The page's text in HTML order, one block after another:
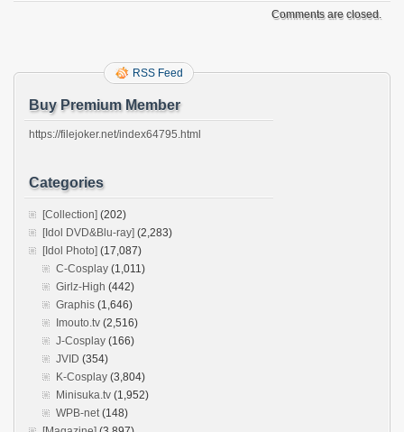
Comments are closed.
RSS Feed
Buy Premium Member
https://filejoker.net/index64795.html
Categories
[Collection] (202)
[Idol DVD&Blu-ray] (2,283)
[Idol Photo] (17,087)
C-Cosplay (1,011)
Girlz-High (442)
Graphis (1,646)
Imouto.tv (2,516)
J-Cosplay (166)
JVID (354)
K-Cosplay (3,804)
Minisuka.tv (1,952)
WPB-net(148)